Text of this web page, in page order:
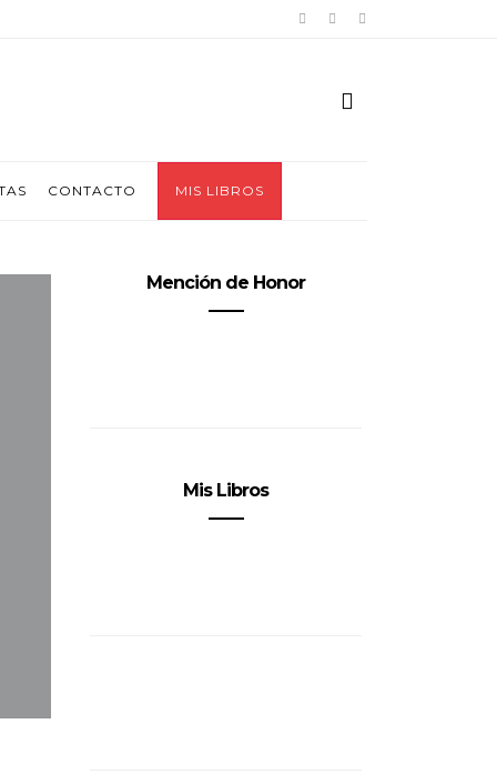
CONTACTO MIS LIBROS
Mención de Honor
Mis Libros